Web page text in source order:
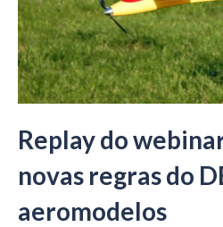
Replay do
novas regras do
aeromodelos